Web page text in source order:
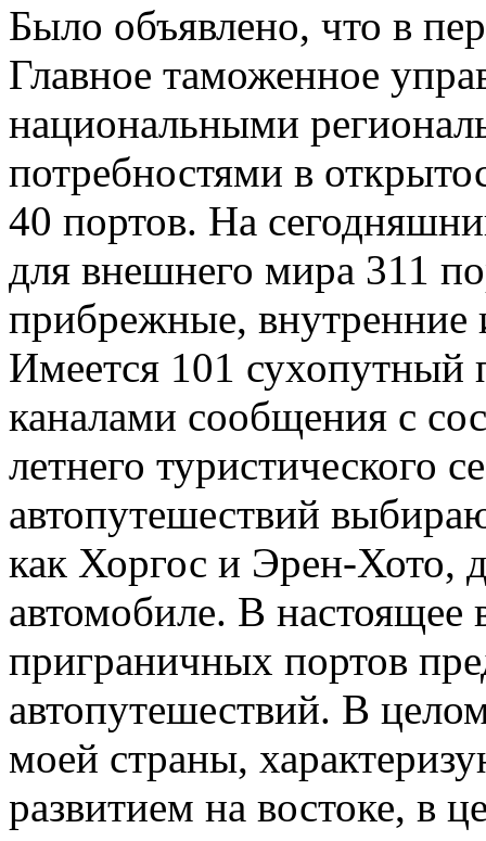
Было объявлено, что в
Главное таможенное
национальными
потребностями в
40 портов. На
для внешнего мира 311
прибрежные,
Имеется 101
каналами сообщения с
летнего туристического
автопутешествий
как Хоргос и Эрен-Хото,
автомобиле. В настоящее
приграничных портов
автопутешествий. В
моей страны,
развитием на востоке, в